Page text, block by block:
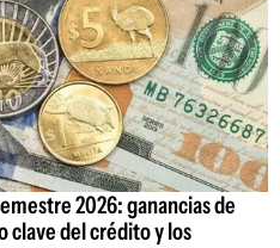
2026: ganancias de
clave del crédito y los